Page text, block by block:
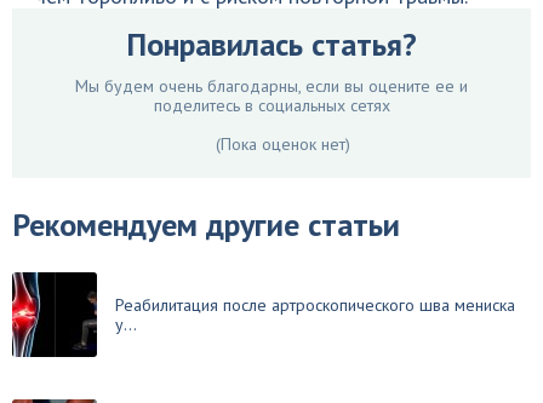
Понравилась статья?
Мы будем очень благодарны, если вы оцените ее и
поделитесь в социальных сетях
(Пока оценок нет)
Рекомендуем другие статьи
Реабилитация после артроскопического шва мениска
у...